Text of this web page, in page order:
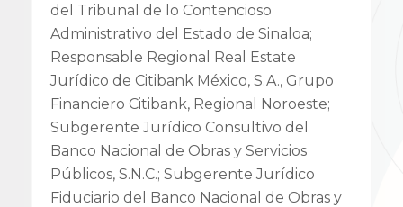
del Tribunal de lo Contencioso
Administrativo del Estado de Sinaloa;
Responsable Regional Real Estate
Jurídico de Citibank México, S.A., Grupo
Financiero Citibank, Regional Noroeste;
Subgerente Jurídico Consultivo del
Banco Nacional de Obras y Servicios
Públicos, S.N.C.; Subgerente Jurídico
Fiduciario del Banco Nacional de Obras y